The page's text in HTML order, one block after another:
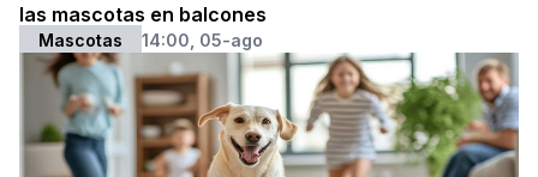
las mascotas en balcones
Mascotas 14:00, 05-ago